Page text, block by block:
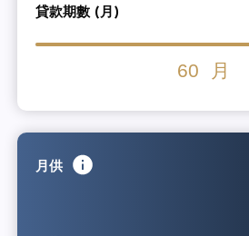
貸款期數 (月)
60 月
月供